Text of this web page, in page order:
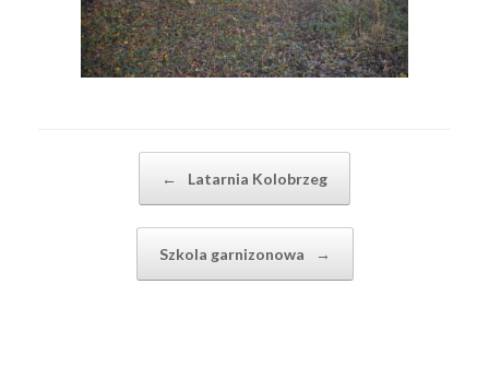
← Latarnia Kolobrzeg
Szkola garnizonowa →